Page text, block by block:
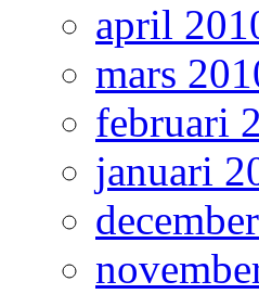
april
mars
februari
januari